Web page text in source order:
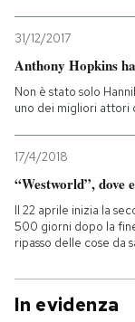
31/12/2017
Anthony Hopkins
Non è stato solo
uno dei migliori attori
17/4/2018
“Westworld”, dove
Il 22 aprile inizia la
500 giorni dopo la
ripasso delle cose da
In evidenza